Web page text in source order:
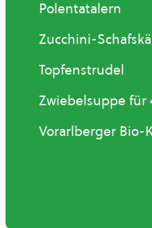
Polentatalern
Zucchini-
Topfenstrudel
Zwiebelsuppe für
Vorarlberger Bio-